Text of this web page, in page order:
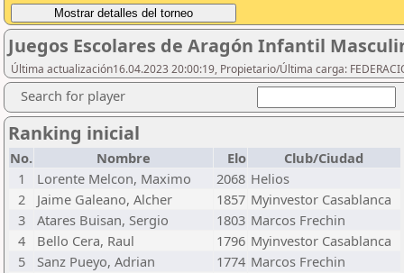
Juegos Escolares de Aragón Infantil
Última actualización16.04.2023 20:00:19, Propietario/Última carga:
Search for player
Ranking inicial
No. Nombre Elo
Club/Ciudad
1
Lorente Melcon, Maximo 2068 Helios
2
Jaime Galeano, Alcher 1857 Myinvestor Casablanca
3
Atares Buisan, Sergio 1803 Marcos Frechin
4
Bello Cera, Raul 1796 Myinvestor Casablanca
5
Sanz Pueyo, Adrian 1774 Marcos Frechin